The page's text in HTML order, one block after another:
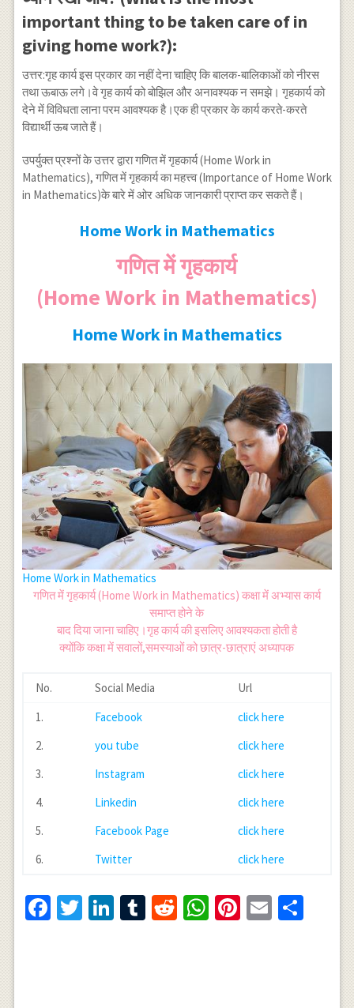
important thing to be taken care of in
giving home work?):
उत्तर:गृह कार्य इस प्रकार का नहीं देना चाहिए कि बालक-बालिकाओं को नीरस
तथा ऊबाऊ लगे।वे गृह कार्य को बोझिल और अनावश्यक न समझे। गृहकार्य को
देने में विविधता लाना परम आवश्यक है।एक ही प्रकार के कार्य करते-करते
विद्यार्थी ऊब जाते हैं।
उपर्युक्त प्रश्नों के उत्तर द्वारा गणित में गृहकार्य (Home Work in
Mathematics), गणित में गृहकार्य का महत्त्व (Importance of Home Work
in Mathematics)के बारे में ओर अधिक जानकारी प्राप्त कर सकते हैं।
Home Work in Mathematics
गणित में गृहकार्य
(Home Work in Mathematics)
Home Work in Mathematics
Home Work in Mathematics
गणित में गृहकार्य (Home Work in Mathematics) कक्षा में अभ्यास कार्य
समाप्त होने के
बाद दिया जाना चाहिए।गृह कार्य की इसलिए आवश्यकता होती है
क्योंकि कक्षा में सवालों,समस्याओं को छात्र-छात्राएं अध्यापक
No. Social Media
Url
1.
Facebook
click here
2.
you tube
click here
3.
Instagram
click here
4.
Linkedin
click here
5.
Facebook Page
click here
6.
Twitter click here
Facebook
Twitter
LinkedIn
Tumblr
RedditWhatsApp
Pinterest
Email